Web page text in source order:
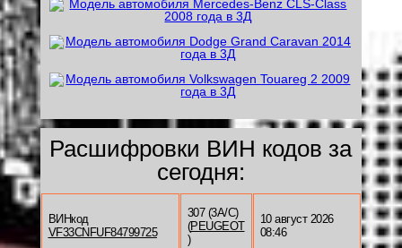
Расшифровки ВИН кодов за
сегодня:
ВИНкод
VF33CNFUF84799725
307 (3A/C)
(PEUGEOT
)
10 август 2026
08:46